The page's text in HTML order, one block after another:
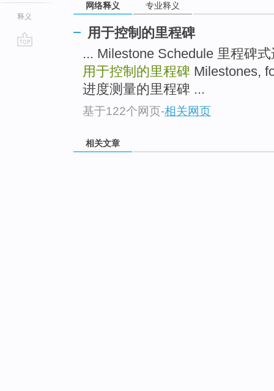
释义
网络释义 专业释义
用于控制的里程碑
... Milestone Schedule 里程碑
用于控制的里程碑 Milestones,
进度测量的里程碑 ...
基于122个网页-相关网页
相关文章